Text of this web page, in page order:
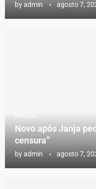
byadmin agosto 7,
Notícias
Novo após Janja
censura”
byadmin agosto 7,